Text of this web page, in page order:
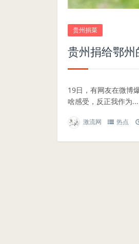
贵州捐菜
贵州捐给鄂
19日，有网友在微博
啥感受，反正我作为...
激流网 热点